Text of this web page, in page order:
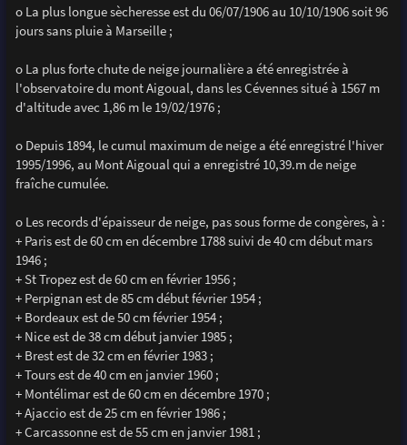
o La plus longue sècheresse est du 06/07/1906 au 10/10/1906 soit 96
jours sans pluie à Marseille ;
o La plus forte chute de neige journalière a été enregistrée à
l'observatoire du mont Aigoual, dans les Cévennes situé à 1567 m
d'altitude avec 1,86 m le 19/02/1976 ;
o Depuis 1894, le cumul maximum de neige a été enregistré l'hiver
1995/1996, au Mont Aigoual qui a enregistré 10,39.m de neige
fraîche cumulée.
o Les records d'épaisseur de neige, pas sous forme de congères, à :
+ Paris est de 60 cm en décembre 1788 suivi de 40 cm début mars
1946 ;
+ St Tropez est de 60 cm en février 1956 ;
+ Perpignan est de 85 cm début février 1954 ;
+ Bordeaux est de 50 cm février 1954 ;
+ Nice est de 38 cm début janvier 1985 ;
+ Brest est de 32 cm en février 1983 ;
+ Tours est de 40 cm en janvier 1960 ;
+ Montélimar est de 60 cm en décembre 1970 ;
+ Ajaccio est de 25 cm en février 1986 ;
+ Carcassonne est de 55 cm en janvier 1981 ;